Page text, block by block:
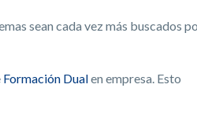
sean cada vez más buscados
Formación Dualen empresa. Esto